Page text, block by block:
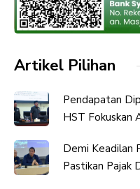
Artikel Pilihan
Pendapatan
HST Fokuskan
Demi Keadilan
Pastikan Pajak